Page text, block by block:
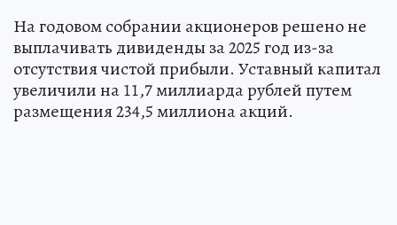
На годовом собрании акционеров решено не
выплачивать дивиденды за 2025 год из-за
отсутствия чистой прибыли. Уставный капитал
увеличили на 11,7 миллиарда рублей путем
размещения 234,5 миллиона акций.